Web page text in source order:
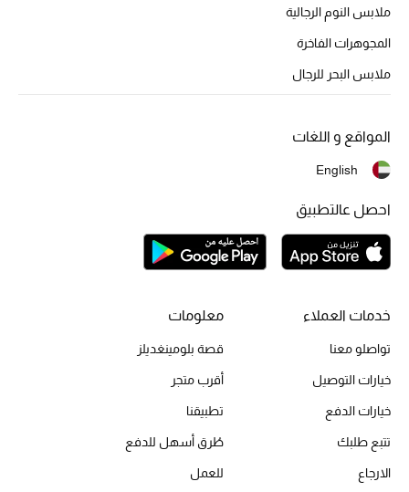
أحذية للأطفال
أبرز المصممين
تسوقوا الأحذية
خصومات
جميع مستحضرات الجمال
الجديد في عالم الجمال
العطور
مكتشف العطور
ملابس النوم الرجالية
المجوهرات الفاخرة
ملابس البحر للرجال
خدمات العملاء
تواصلو معنا
خيارات التوصيل
خيارات الدفع
تتبع طلبك
الارجاع
معلومات
قصة بلومينغديلز
أقرب متجر
تطبيقنا
طُرق أسهل للدفع
للعمل
المواقع و اللغات
English
احصل عالتطبيق